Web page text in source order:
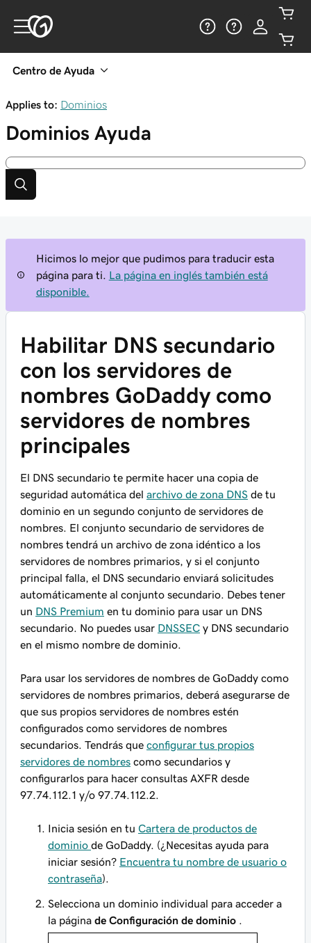
Centro de Ayuda
Applies to: Dominios
Dominios Ayuda
Hicimos lo mejor que pudimos para traducir esta
página para ti.
La página en inglés también está
disponible.
Habilitar DNS secundario
con los servidores de
nombres GoDaddy como
servidores de nombres
principales
El DNS secundario te permite hacer una copia de
seguridad automática del archivo de zona DNS de tu
dominio en un segundo conjunto de servidores de
nombres. El conjunto secundario de servidores de
nombres tendrá un archivo de zona idéntico a los
servidores de nombres primarios, y si el conjunto
principal falla, el DNS secundario enviará solicitudes
automáticamente al conjunto secundario. Debes tener
un DNS Premium en tu dominio para usar un DNS
secundario. No puedes usar DNSSEC y DNS secundario
en el mismo nombre de dominio.
Para usar los servidores de nombres de GoDaddy como
servidores de nombres primarios, deberá asegurarse de
que sus propios servidores de nombres estén
configurados como servidores de nombres
secundarios. Tendrás que configurar tus propios
servidores de nombres como secundarios y
configurarlos para hacer consultas AXFR desde
97.74.112.1 y/o 97.74.112.2.
Inicia sesión en tu Cartera de productos de
dominio de GoDaddy. (¿Necesitas ayuda para
iniciar sesión? Encuentra tu nombre de usuario o
contraseña).
Selecciona un dominio individual para acceder a
la página de Configuración de dominio